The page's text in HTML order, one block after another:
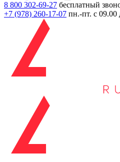
8 800 302-69-27 бесплатный
+7 (978) 260-17-07 пн.-пт. с 09.00